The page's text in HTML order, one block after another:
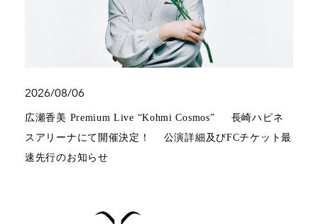
2026/08/06
広瀬香美 Premium Live “Kohmi Cosmos” 長崎ハピネ
スアリーナにて開催決定！ 公演詳細及びFCチケット最
速先行のお知らせ